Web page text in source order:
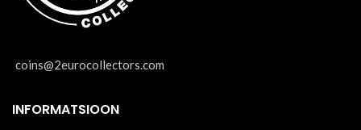
coins@2eurocollectors.com
INFORMATSIOON